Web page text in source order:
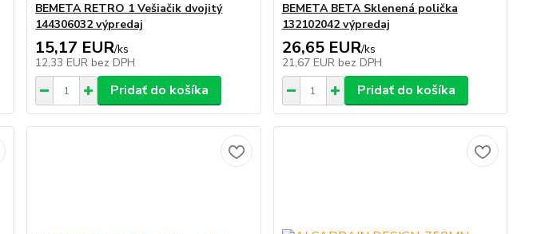
BEMETA RETRO 1 Vešiačik dvojitý
144306032 výpredaj
15,17 EUR/ks
12,33 EUR bez DPH
Pridať do košíka
BEMETA BETA Sklenená polička
132102042 výpredaj
26,65 EUR/ks
21,67 EUR bez DPH
Pridať do košíka